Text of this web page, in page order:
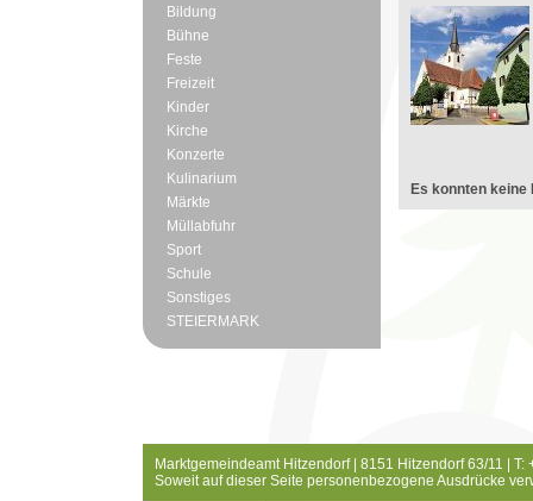
Bildung
Bühne
Feste
Freizeit
Kinder
Kirche
Konzerte
Kulinarium
Märkte
Müllabfuhr
Sport
Schule
Sonstiges
STEIERMARK
Es konnten keine
Marktgemeindeamt Hitzendorf | 8151 Hitzendorf 63/11 |
Soweit auf dieser Seite personenbezogene Ausdrücke